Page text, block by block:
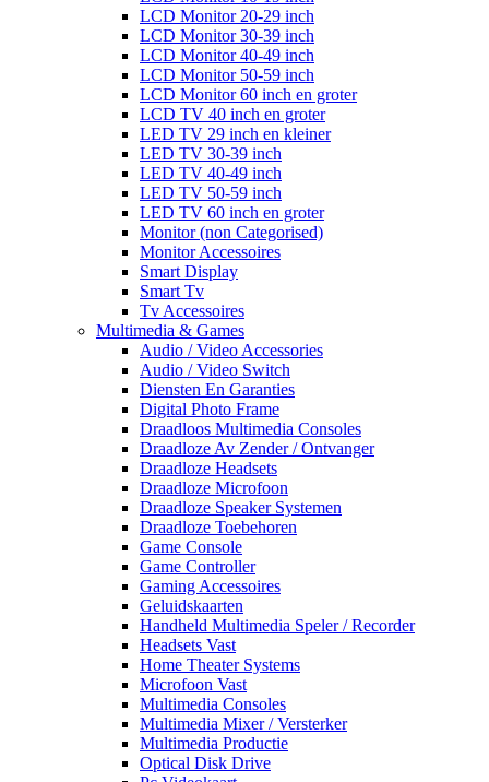
LCD Monitor 20-29 inch
LCD Monitor 30-39 inch
LCD Monitor 40-49 inch
LCD Monitor 50-59 inch
LCD Monitor 60 inch en groter
LCD TV 40 inch en groter
LED TV 29 inch en kleiner
LED TV 30-39 inch
LED TV 40-49 inch
LED TV 50-59 inch
LED TV 60 inch en groter
Monitor (non Categorised)
Monitor Accessoires
Smart Display
Smart Tv
Tv Accessoires
Multimedia & Games
Audio / Video Accessories
Audio / Video Switch
Diensten En Garanties
Digital Photo Frame
Draadloos Multimedia Consoles
Draadloze Av Zender / Ontvanger
Draadloze Headsets
Draadloze Microfoon
Draadloze Speaker Systemen
Draadloze Toebehoren
Game Console
Game Controller
Gaming Accessoires
Geluidskaarten
Handheld Multimedia Speler / Recorder
Headsets Vast
Home Theater Systems
Microfoon Vast
Multimedia Consoles
Multimedia Mixer / Versterker
Multimedia Productie
Optical Disk Drive